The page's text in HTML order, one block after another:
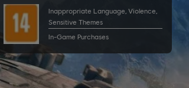
Inappropriate Language, Violence,
Sensitive Themes
In-Game Purchases